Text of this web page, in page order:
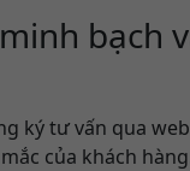
bạch
ký tư vấn qua
của khách